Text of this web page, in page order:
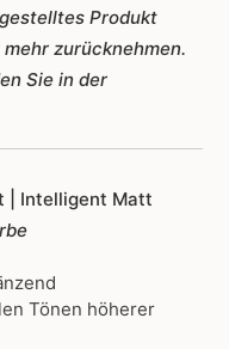
Produkt
zurücknehmen.
Sie in der
| Intelligent Matt
Tönen höherer